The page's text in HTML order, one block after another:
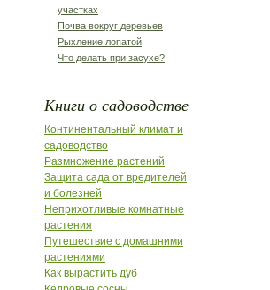
участках
Почва вокруг деревьев
Рыхление лопатой
Что делать при засухе?
Книги о садоводстве
Континентальный климат и
садоводство
Размножение растений
Защита сада от вредителей
и болезней
Неприхотливые комнатные
растения
Путешествие с домашними
растениями
Как вырастить дуб